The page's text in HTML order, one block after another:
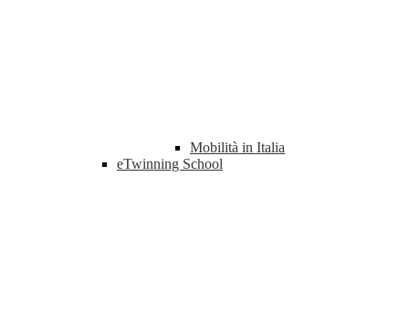
Mobilità in Italia
eTwinning School